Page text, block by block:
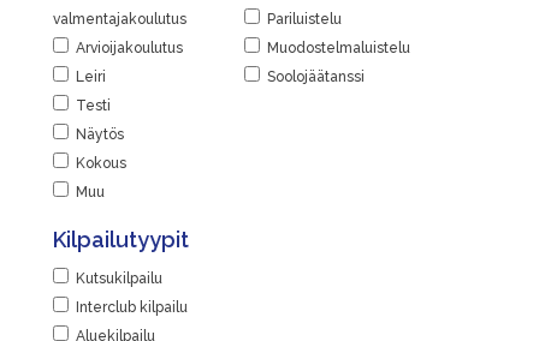
valmentajakoulutus
Arvioijakoulutus
Leiri
Testi
Näytös
Kokous
Muu
Pariluistelu
Muodostelmaluistelu
Soolojäätanssi
Kilpailutyypit
Kutsukilpailu
Interclub kilpailu
Aluekilpailu